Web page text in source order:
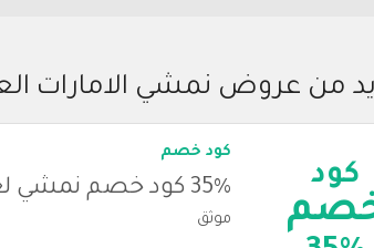
من عروض نمشي الامارات
كود
كود خصم
35% كود خصم نمشي لعام 2026
موثق